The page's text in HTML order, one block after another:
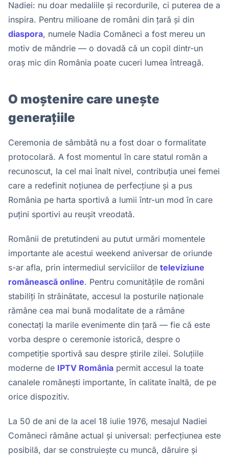
Nadiei: nu doar medaliile și recordurile, ci puterea de a
inspira. Pentru milioane de români din țară și din
diaspora, numele Nadia Comăneci a fost mereu un
motiv de mândrie — o dovadă că un copil dintr-un
oraș mic din România poate cuceri lumea întreagă.
O moștenire care unește
generațiile
Ceremonia de sâmbătă nu a fost doar o formalitate
protocolară. A fost momentul în care statul român a
recunoscut, la cel mai înalt nivel, contribuția unei femei
care a redefinit noțiunea de perfecțiune și a pus
România pe harta sportivă a lumii într-un mod în care
puțini sportivi au reușit vreodată.
Românii de pretutindeni au putut urmări momentele
importante ale acestui weekend aniversar de oriunde
s-ar afla, prin intermediul serviciilor de televiziune
românească online. Pentru comunitățile de români
stabiliți în străinătate, accesul la posturile naționale
rămâne cea mai bună modalitate de a rămâne
conectați la marile evenimente din țară — fie că este
vorba despre o ceremonie istorică, despre o
competiție sportivă sau despre știrile zilei. Soluțiile
moderne de IPTV România permit accesul la toate
canalele românești importante, în calitate înaltă, de pe
orice dispozitiv.
La 50 de ani de la acel 18 iulie 1976, mesajul Nadiei
Comăneci rămâne actual și universal: perfecțiunea este
posibilă, dar se construiește cu muncă, dăruire și